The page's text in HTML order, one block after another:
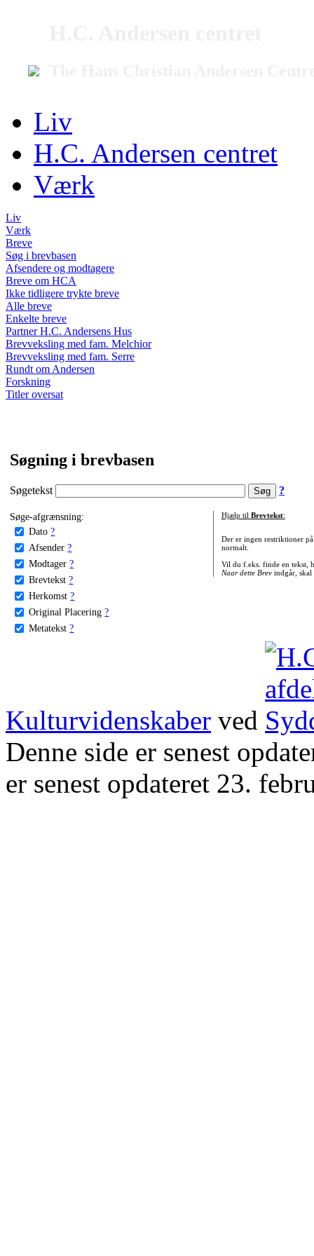
Liv
H.C. Andersen centret
Værk
Liv
Værk
Breve
Søg i brevbasen
Afsendere og modtagere
Breve om HCA
Ikke tidligere trykte breve
Alle breve
Enkelte breve
Partner H.C. Andersens Hus
Brevveksling med fam. Melchior
Brevveksling med fam. Serre
Rundt om Andersen
Forskning
Titler oversat
Søgning i brevbasen
Søgetekst ?
Søge-afgrænsning:
Dato ?
Afsender ?
Modtager ?
Brevtekst ?
Herkomst ?
Original Placering ?
Metatekst ?
Hjælp til Brevtekst:
Der er ingen restriktioner
normalt.
Vil du f.eks. finde en tekst,
Naar dette Brevindgår, skal
Kulturvidenskaber ved
Denne side er senest
er senest opdateret 23.